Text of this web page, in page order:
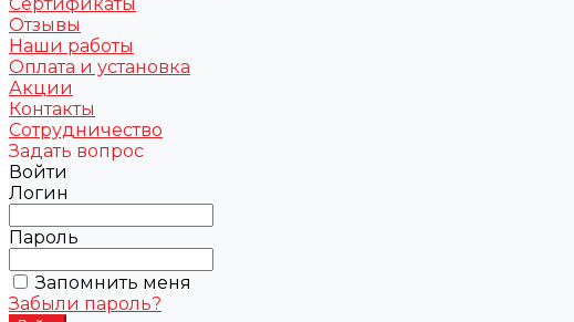
Отзывы
Наши работы
Оплата и установка
Акции
Контакты
Сотрудничество
Задать вопрос
Войти
Логин
Пароль
Запомнить меня
Забыли пароль?